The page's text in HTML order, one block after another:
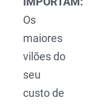
Os
maiores
vilões do
seu
custo de